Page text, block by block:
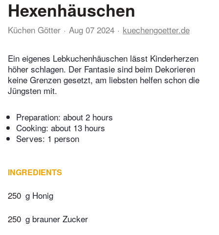
Hexenhäuschen
Küchen Götter Aug 07 2024 kuechengoetter.de
Ein eigenes Lebkuchenhäuschen lässt Kinderherzen
höher schlagen. Der Fantasie sind beim Dekorieren
keine Grenzen gesetzt, am liebsten helfen schon die
Jüngsten mit.
Preparation: about 2 hours
Cooking: about 13 hours
Serves: 1 person
INGREDIENTS
250 g Honig
250 g brauner Zucker